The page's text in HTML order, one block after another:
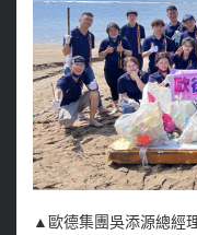
▲歐德集團吳添源總經